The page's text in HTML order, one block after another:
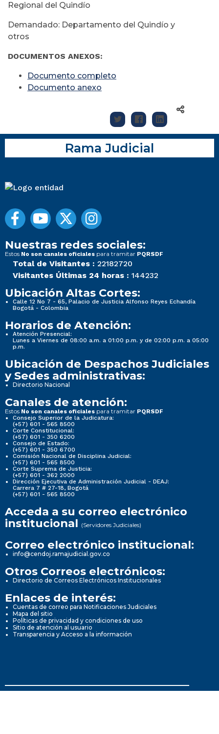
Regional del Quindío
Demandado: Departamento del Quindío y
otros
DOCUMENTOS ANEXOS:
Documento completo
Documento anexo
Rama Judicial
Nuestras redes sociales:
Estos No son canales oficiales para tramitar PQRSDF
Total de Visitantes : 22182720
Visitantes Últimas 24 horas : 144232
Ubicación Altas Cortes:
Calle 12 No 7 - 65, Palacio de Justicia Alfonso Reyes Echandía
Bogotá - Colombia
Horarios de Atención:
Atención Presencial:
Lunes a Viernes de 08:00 a.m. a 01:00 p.m. y de 02:00 p.m. a 05:00
p.m.
Ubicación de Despachos Judiciales
y Sedes administrativas:
Directorio Nacional
Canales de atención:
Estos No son canales oficiales para tramitar PQRSDF
Consejo Superior de la Judicatura:
(+57) 601 - 565 8500
Corte Constitucional:
(+57) 601 - 350 6200
Consejo de Estado:
(+57) 601 - 350 6700
Comisión Nacional de Disciplina Judicial:
(+57) 601 - 565 8500
Corte Suprema de Justicia:
(+57) 601 - 362 2000
Dirección Ejecutiva de Administración Judicial - DEAJ:
Carrera 7 # 27-18, Bogotá
(+57) 601 - 565 8500
Acceda a su correo electrónico
institucional (Servidores Judiciales)
Correo electrónico institucional:
info@cendoj.ramajudicial.gov.co
Otros Correos electrónicos:
Directorio de Correos Electrónicos Institucionales
Enlaces de interés:
Cuentas de correo para Notificaciones Judiciales
Mapa del sitio
Políticas de privacidad y condiciones de uso
Sitio de atención al usuario
Transparencia y Acceso a la información